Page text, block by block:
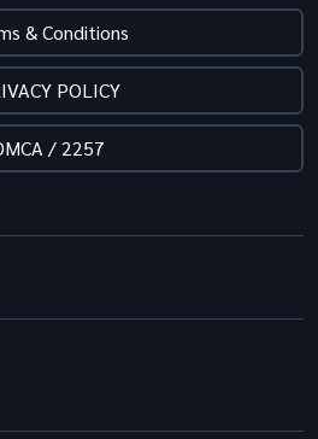
& Conditions
POLICY
/ 2257